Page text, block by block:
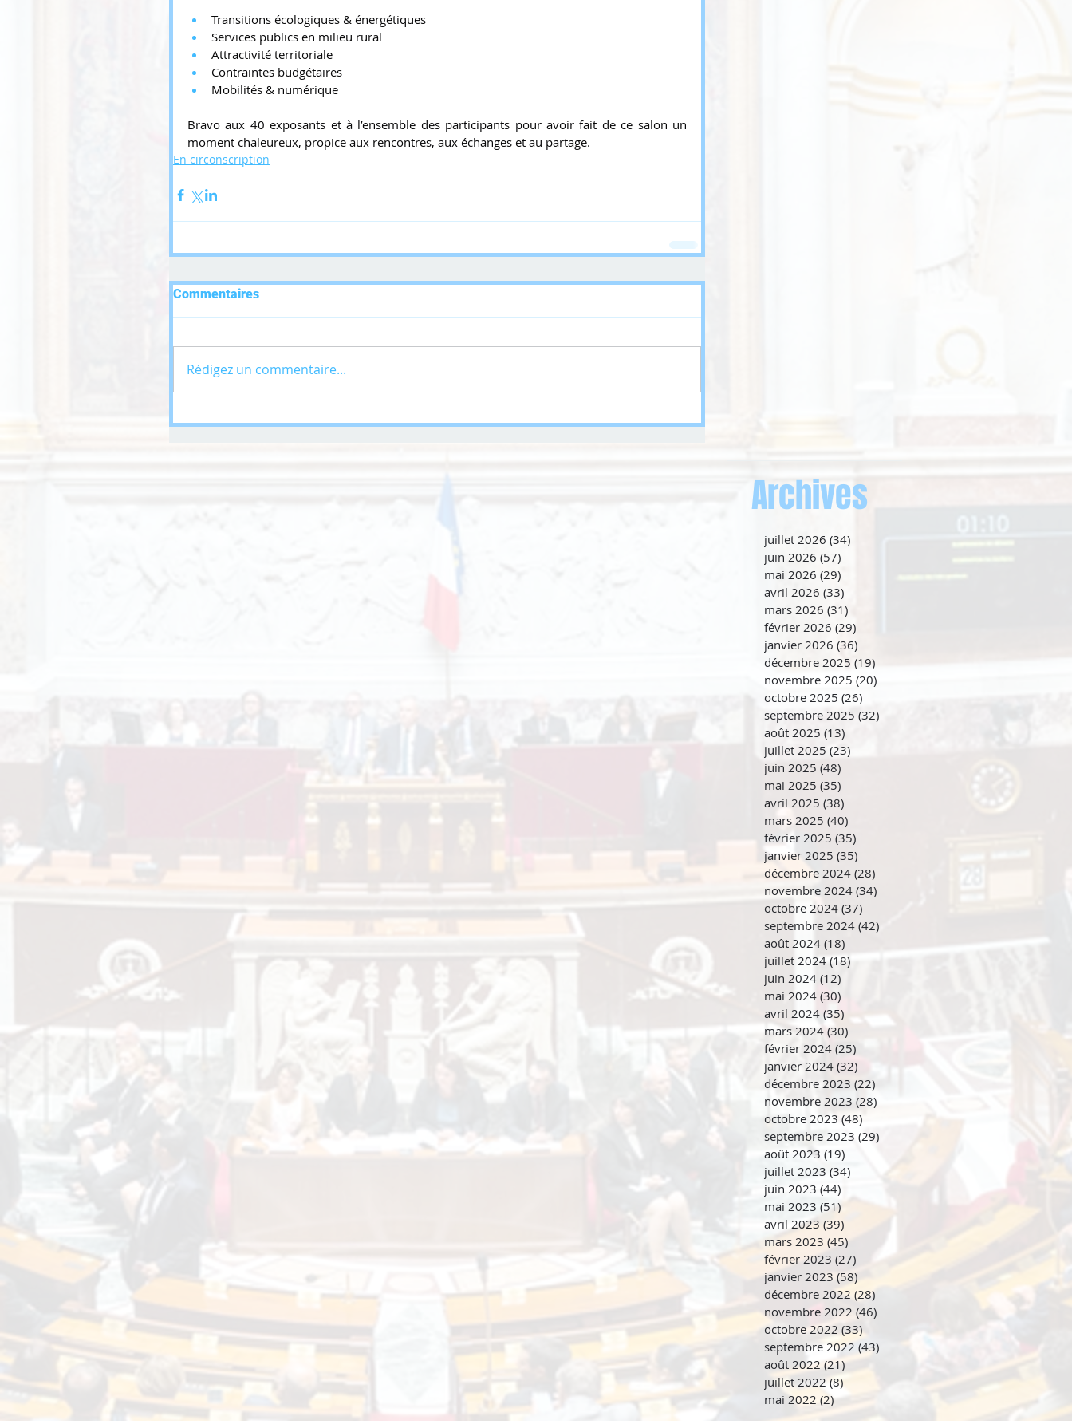
Transitions écologiques & énergétiques
Services publics en milieu rural
Attractivité territoriale
Contraintes budgétaires
Mobilités & numérique
Bravo aux 40 exposants et à l’ensemble des participants pour avoir fait de ce salon un
moment chaleureux, propice aux rencontres, aux échanges et au partage.
En circonscription
Commentaires
Rédigez un commentaire...
Archives
juillet 2026 (34)
juin 2026 (57)
mai 2026 (29)
avril 2026 (33)
mars 2026 (31)
février 2026 (29)
janvier 2026 (36)
décembre 2025 (19)
novembre 2025 (20)
octobre 2025 (26)
septembre 2025 (32)
août 2025 (13)
juillet 2025 (23)
juin 2025 (48)
mai 2025 (35)
avril 2025 (38)
mars 2025 (40)
février 2025 (35)
janvier 2025 (35)
décembre 2024 (28)
novembre 2024 (34)
octobre 2024 (37)
septembre 2024 (42)
août 2024 (18)
juillet 2024 (18) 18 posts
juin 2024 (12)
mai 2024 (30)
avril 2024 (35) 35 posts
mars 2024 (30)
février 2024 (25)
janvier 2024 (32) 32 posts
décembre 2023 (22)
novembre 2023 (28)
octobre 2023 (48)
septembre 2023 (29)
août 2023 (19)
juillet 2023 (34) 34 posts
juin 2023 (44)
mai 2023 (51) 51 posts
avril 2023 (39)
mars 2023 (45)
février 2023 (27) 27 posts
janvier 2023 (58)
décembre 2022 (28)
novembre 2022 (46)
octobre 2022 (33)
septembre 2022 (43)
août 2022 (21)21 posts
juillet 2022 (8)
mai 2022 (2)2 posts